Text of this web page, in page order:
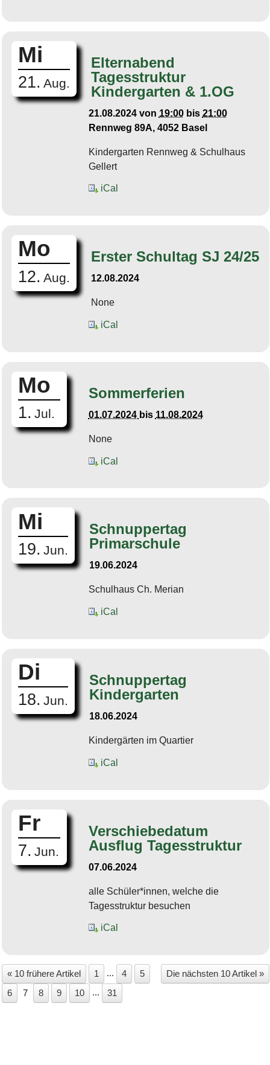
Mi
21. Aug.
Elternabend
Tagesstruktur
Kindergarten & 1.OG
21.08.2024von 19:00bis 21:00
Rennweg 89A, 4052 Basel
Kindergarten Rennweg & Schulhaus
Gellert
iCal
Mo
12. Aug.
Erster Schultag SJ 24/25
12.08.2024
None
iCal
Mo
1. Jul.
Sommerferien
01.07.2024 bis 11.08.2024
None
iCal
Mi
19. Jun.
Schnuppertag
Primarschule
19.06.2024
Schulhaus Ch. Merian
iCal
Di
18. Jun.
Schnuppertag
Kindergarten
18.06.2024
Kindergärten im Quartier
iCal
Fr
7. Jun.
Verschiebedatum
Ausflug Tagesstruktur
07.06.2024
alle Schüler*innen, welche die
Tagesstruktur besuchen
iCal
« 10 frühere Artikel Die nächsten 10 Artikel »
1 ... 4
5
6
7 8 9 10 ... 31